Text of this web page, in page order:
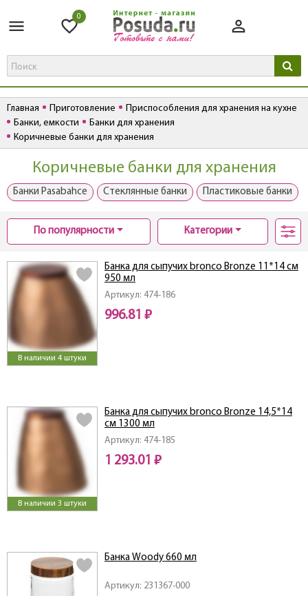
0
Главная Приготовление
Приспособления для хранения на кухне
Банки, емкости
Банки для хранения
Коричневые банки для хранения
Коричневые банки для хранения
Банки Pasabahce Стеклянные банки Пластиковые банки
По популярности Категории
В наличии 4 штуки
Артикул: 474-186
Банка для сыпучих bronco Bronze 11*14 см
950 мл
996.81 ₽
В наличии 3 штуки
Артикул: 474-185
Банка для сыпучих bronco Bronze 14,5*14
см 1300 мл
1 293.01 ₽
Артикул: 231367-000
Банка Woody 660 мл